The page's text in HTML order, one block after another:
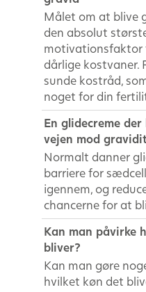
Målet om at blive
den absolut
dårlige kostvaner.
sunde kostråd,
noget for din
En glidecreme
vejen mod
Normalt danner
barriere for
igennem, og
chancerne for at
Kan man påvirke
bliver?
Kan man gøre
hvilket køn det